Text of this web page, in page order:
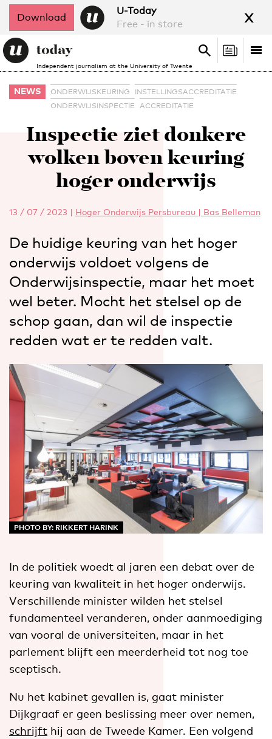
Download
U-Today
Free - in store
x
Independent journalism at the University of Twente
Search
Search
NEWS ONDERWIJSKEURING
INSTELLINGSACCREDITATIE
ONDERWIJSINSPECTIE
ACCREDITATIE
Inspectie ziet donkere
wolken boven keuring
hoger onderwijs
13 / 07 / 2023 | Hoger Onderwijs Persbureau | Bas Belleman
De huidige keuring van het hoger
onderwijs voldoet volgens de
Onderwijsinspectie, maar het moet
wel beter. Mocht het stelsel op de
schop gaan, dan wil de inspectie
redden wat er te redden valt.
PHOTO BY: RIKKERT HARINK
In de politiek woedt al jaren een debat over de
keuring van kwaliteit in het hoger onderwijs.
Verschillende minister wilden het stelsel
fundamenteel veranderen, onder aanmoediging
van vooral de universiteiten, maar in het
parlement blijft een meerderheid tot nog toe
sceptisch.
Nu het kabinet gevallen is, gaat minister
Dijkgraaf er geen beslissing meer over nemen,
schrijft hij aan de Tweede Kamer. Een volgend